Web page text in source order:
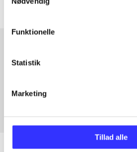
Funktionelle
Statistik
Marketing
Tillad alle
Artikler med samme emner